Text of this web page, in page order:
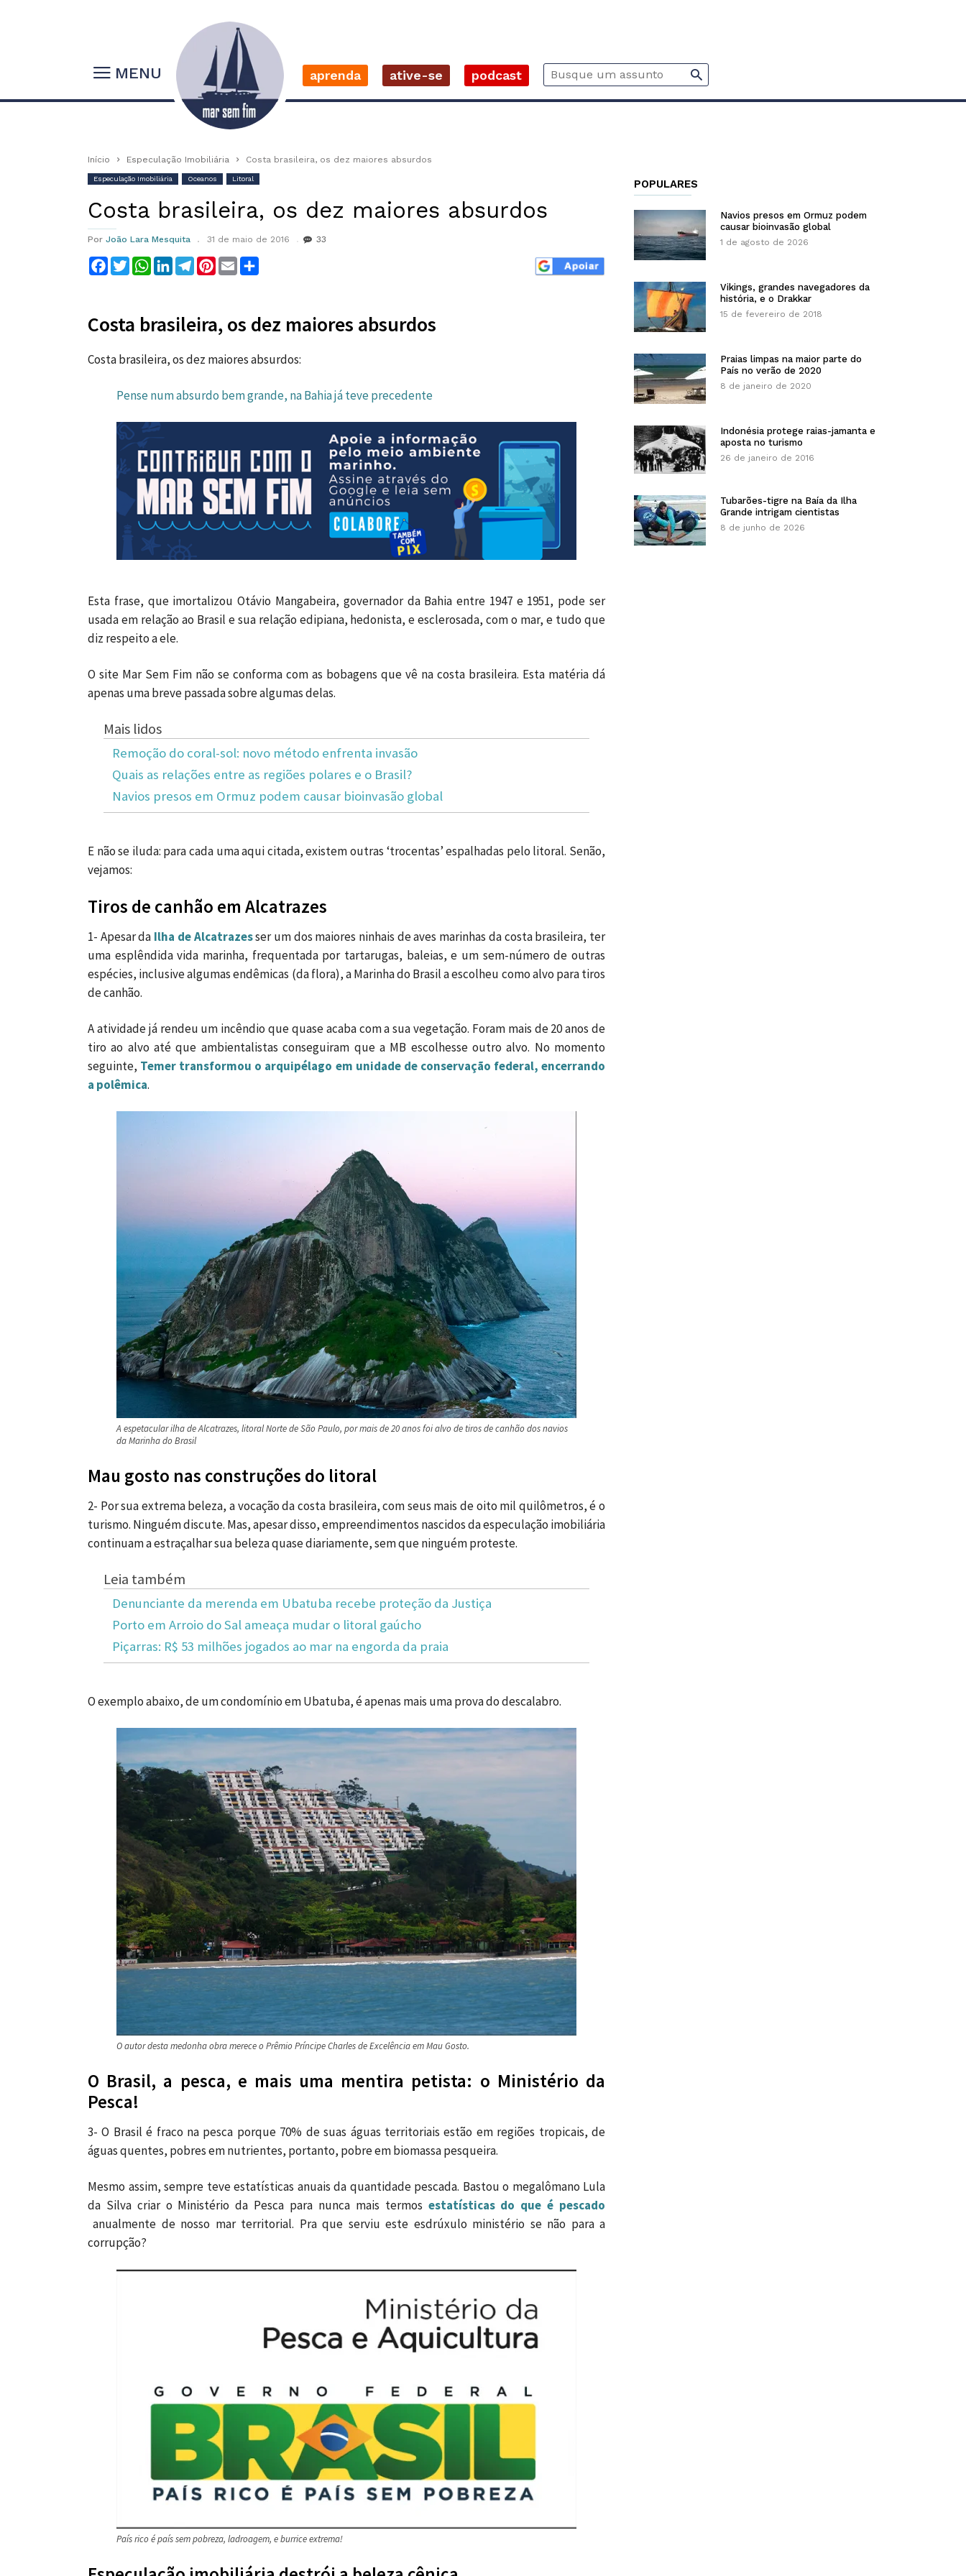
MENU aprenda ative-se podcast
Início Especulação Imobiliária Costa brasileira, os dez maiores absurdos
Especulação Imobiliária Oceanos Litoral
Costa brasileira, os dez maiores absurdos
Por João Lara Mesquita 31 de maio de 2016 33
Facebook
TwitterWhatsApp
LinkedInTelegram
Pinterest
Email
Costa brasileira, os dez maiores absurdos
Costa brasileira, os dez maiores absurdos:
Pense num absurdo bem grande, na Bahia já teve precedente
Esta frase, que imortalizou Otávio Mangabeira, governador da Bahia entre 1947 e 1951, pode ser
usada em relação ao Brasil e sua relação edipiana, hedonista, e esclerosada, com o mar, e tudo que
diz respeito a ele.
O site Mar Sem Fim não se conforma com as bobagens que vê na costa brasileira. Esta matéria dá
apenas uma breve passada sobre algumas delas.
Mais lidos
Remoção do coral-sol: novo método enfrenta invasão
Quais as relações entre as regiões polares e o Brasil?
Navios presos em Ormuz podem causar bioinvasão global
E não se iluda: para cada uma aqui citada, existem outras ‘trocentas’ espalhadas pelo litoral. Senão,
vejamos:
Tiros de canhão em Alcatrazes
1- Apesar da Ilha de Alcatrazesser um dos maiores ninhais de aves marinhas da costa brasileira, ter
uma esplêndida vida marinha, frequentada por tartarugas, baleias, e um sem-número de outras
espécies, inclusive algumas endêmicas (da flora), a Marinha do Brasil a escolheu como alvo para tiros
de canhão.
A atividade já rendeu um incêndio que quase acaba com a sua vegetação. Foram mais de 20 anos de
tiro ao alvo até que ambientalistas conseguiram que a MB escolhesse outro alvo. No momento
seguinte, Temer transformou o arquipélago em unidade de conservação federal, encerrando
a polêmica.
A espetacular ilha de Alcatrazes, litoral Norte de São Paulo, por mais de 20 anos foi alvo de tiros de canhão dos navios
da Marinha do Brasil
Mau gosto nas construções do litoral
2- Por sua extrema beleza, a vocação da costa brasileira, com seus mais de oito mil quilômetros, é o
turismo. Ninguém discute. Mas, apesar disso, empreendimentos nascidos da especulação imobiliária
continuam a estraçalhar sua beleza quase diariamente, sem que ninguém proteste.
Leia também
Denunciante da merenda em Ubatuba recebe proteção da Justiça
Porto em Arroio do Sal ameaça mudar o litoral gaúcho
Piçarras: R$ 53 milhões jogados ao mar na engorda da praia
O exemplo abaixo, de um condomínio em Ubatuba, é apenas mais uma prova do descalabro.
O autor desta medonha obra merece o Prêmio Príncipe Charles de Excelência em Mau Gosto.
O Brasil, a pesca, e mais uma mentira petista: o Ministério da
Pesca!
3- O Brasil é fraco na pesca porque 70% de suas águas territoriais estão em regiões tropicais, de
águas quentes, pobres em nutrientes, portanto, pobre em biomassa pesqueira.
Mesmo assim, sempre teve estatísticas anuais da quantidade pescada. Bastou o megalômano Lula
da Silva criar o Ministério da Pesca para nunca mais termos estatísticas do que é pescado
anualmente de nosso mar territorial. Pra que serviu este esdrúxulo ministério se não para a
corrupção?
País rico é país sem pobreza, ladroagem, e burrice extrema!
POPULARES
Navios presos em Ormuz podem
causar bioinvasão global
1 de agosto de 2026
Vikings, grandes navegadores da
história, e o Drakkar
15 de fevereiro de 2018
Praias limpas na maior parte do
País no verão de 2020
8 de janeiro de 2020
Indonésia protege raias-jamanta e
aposta no turismo
26 de janeiro de 2016
Tubarões-tigre na Baía da Ilha
Grande intrigam cientistas
8 de junho de 2026